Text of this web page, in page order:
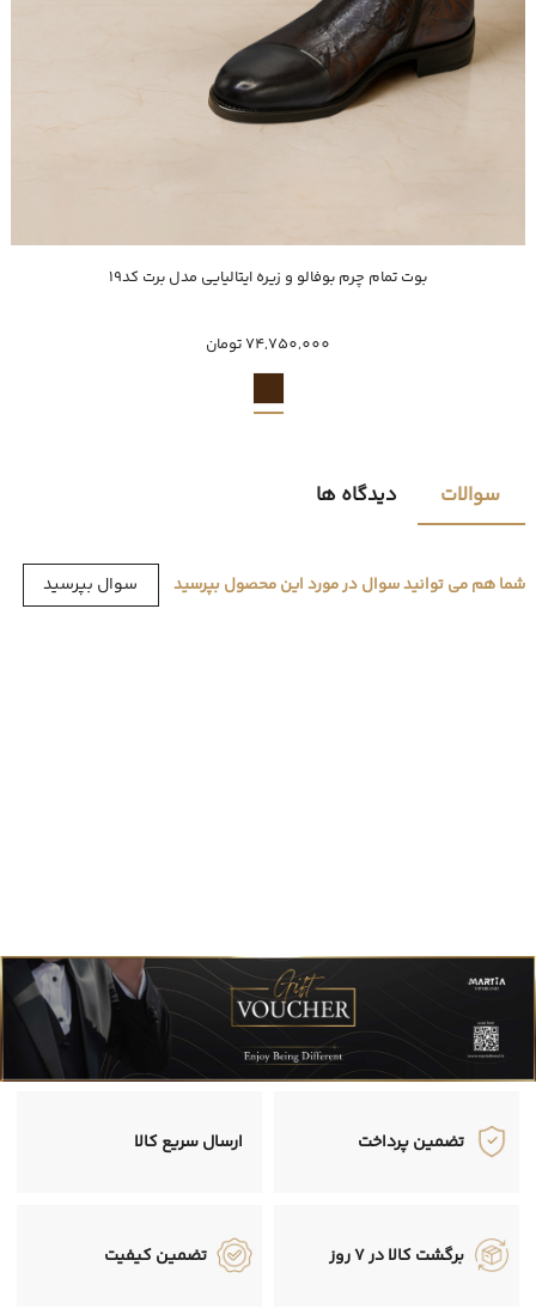
خرید سریع
بوت تمام چرم بوفالو و زیره ایتالیایی مدل برت کد19
74,750,000 تومان
سوالات دیدگاه ها
شما هم می توانید سوال در مورد این محصول بپرسید سوال بپرسید
تضمین پرداخت ارسال سریع کالا
برگشت کالا در 7 روز تضمین کیفیت